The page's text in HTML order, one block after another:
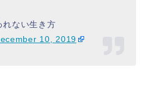
ない生き方
10, 2019